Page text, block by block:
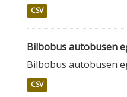
CSV
Bilbobus autobusen
Bilbobus autobusen
CSV